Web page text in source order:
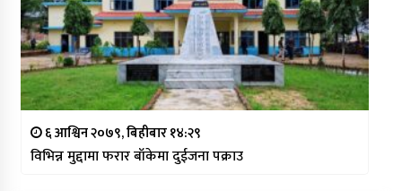
६ आश्विन २०७९, बिहीबार १४:२९
विभिन्न मुद्दामा फरार बाँकेमा दुईजना पक्राउ